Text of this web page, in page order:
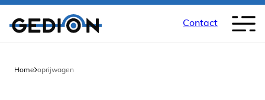
Contact
Home oprijwagen